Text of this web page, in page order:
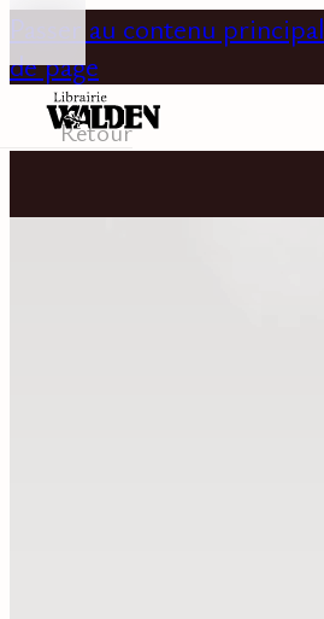
Passer au contenu principal
de page
Retour